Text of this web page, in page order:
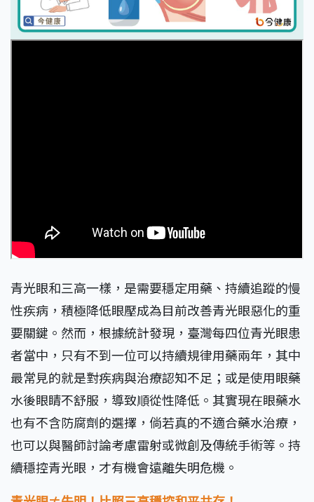
青光眼和三高一樣，是需要穩定用藥、持續追蹤的慢
性疾病，積極降低眼壓成為目前改善青光眼惡化的重
要關鍵。然而，根據統計發現，臺灣每四位青光眼患
者當中，只有不到一位可以持續規律用藥兩年，其中
最常見的就是對疾病與治療認知不足；或是使用眼藥
水後眼睛不舒服，導致順從性降低。其實現在眼藥水
也有不含防腐劑的選擇，倘若真的不適合藥水治療，
也可以與醫師討論考慮雷射或微創及傳統手術等。持
續穩控青光眼，才有機會遠離失明危機。